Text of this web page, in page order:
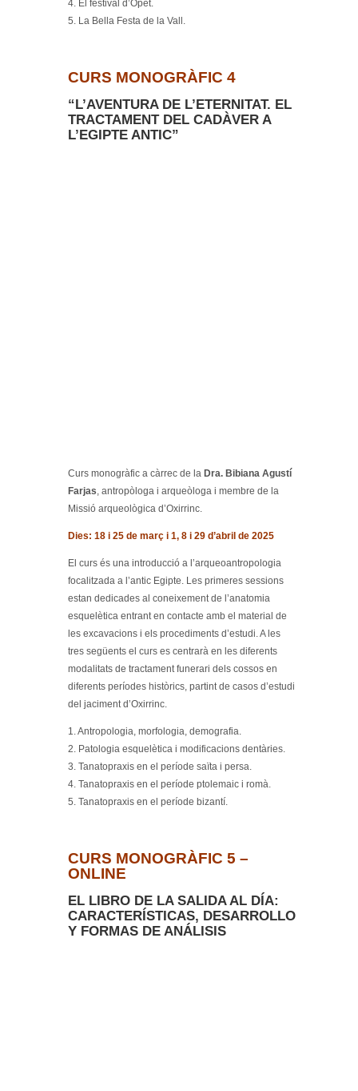
4. El festival d’Opet.
5. La Bella Festa de la Vall.
CURS MONOGRÀFIC 4
“L’AVENTURA DE L’ETERNITAT. EL
TRACTAMENT DEL CADÀVER A
L’EGIPTE ANTIC”
Curs monogràfic a càrrec de la Dra. Bibiana Agustí
Farjas, antropòloga i arqueòloga i membre de la
Missió arqueològica d’Oxirrinc.
Dies: 18 i 25 de març i 1, 8 i 29 d’abril de 2025
El curs és una introducció a l’arqueoantropologia
focalitzada a l’antic Egipte. Les primeres sessions
estan dedicades al coneixement de l’anatomia
esquelètica entrant en contacte amb el material de
les excavacions i els procediments d’estudi. A les
tres següents el curs es centrarà en les diferents
modalitats de tractament funerari dels cossos en
diferents períodes històrics, partint de casos d’estudi
del jaciment d’Oxirrinc.
1. Antropologia, morfologia, demografia.
2. Patologia esquelètica i modificacions dentàries.
3. Tanatopraxis en el període saïta i persa.
4. Tanatopraxis en el període ptolemaic i romà.
5. Tanatopraxis en el període bizantí.
CURS MONOGRÀFIC 5 –
ONLINE
EL LIBRO DE LA SALIDA AL DÍA:
CARACTERÍSTICAS, DESARROLLO
Y FORMAS DE ANÁLISIS